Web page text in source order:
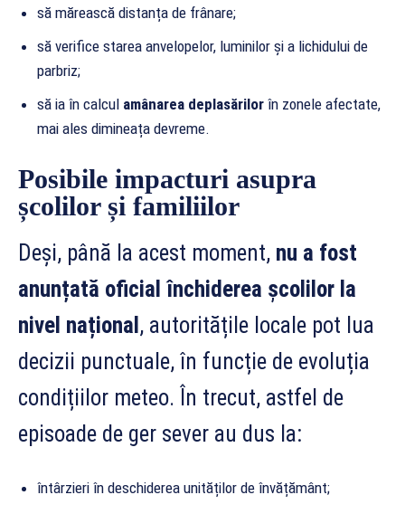
să mărească distanța de frânare;
să verifice starea anvelopelor, luminilor și a lichidului de
parbriz;
să ia în calcul amânarea deplasărilor în zonele afectate,
mai ales dimineața devreme.
Posibile impacturi asupra
școlilor și familiilor
Deși, până la acest moment, nu a fost
anunțată oficial închiderea școlilor la
nivel național, autoritățile locale pot lua
decizii punctuale, în funcție de evoluția
condițiilor meteo. În trecut, astfel de
episoade de ger sever au dus la:
întârzieri în deschiderea unităților de învățământ;